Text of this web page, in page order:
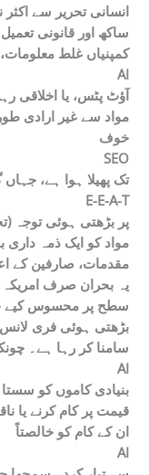
انسانی تحریر سے اکثر
ساکھ اور قانونی
کمپنیاں غلط
AI
آؤٹ پٹس، یا اخلاقی
مواد سے غیر ارادی
خوف
SEO
تک پھیلا ہوا ہے،
E-E-A-T
(تجربہ، مہارت، اتھارٹی، اعتماد) پر بڑھتی ہوئی توجہ
مواد کو ایک ذمہ داری
مقدمات، صارفین کے
یہ بحران صرف
سطح پر محسوس کیے
بڑھتی ہوئی فری لانس
سامنا کر رہا ہے۔
AI
بنیادی کاموں کو
قیمت پر کام کرنے یا
ان کے کام کو خالصتاً
AI